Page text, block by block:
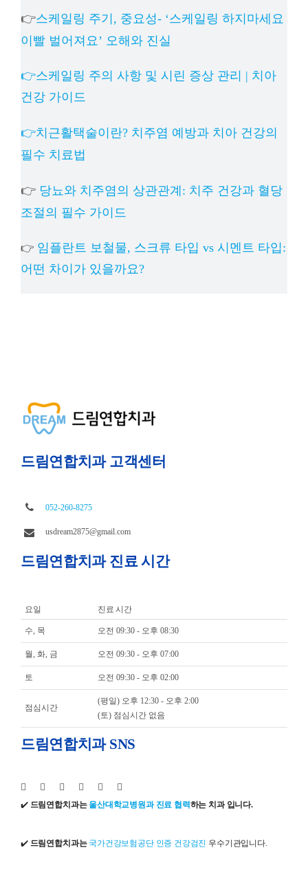
👉스케일링 주기, 중요성- ‘스케일링 하지마세요
이빨 벌어져요’ 오해와 진실
👉스케일링 주의 사항 및 시린 증상 관리 | 치아
건강 가이드
👉치근활택술이란? 치주염 예방과 치아 건강의
필수 치료법
👉 당뇨와 치주염의 상관관계: 치주 건강과 혈당
조절의 필수 가이드
👉 임플란트 보철물, 스크류 타입 vs 시멘트 타입:
어떤 차이가 있을까요?
드림연합치과 고객센터
052-260-8275
usdream2875@gmail.com
드림연합치과 진료 시간
요일 진료 시간
수, 목 오전 09:30 - 오후 08:30
월, 화, 금 오전 09:30 - 오후 07:00
토 오전 09:30 - 오후 02:00
점심시간
(평일) 오후 12:30 - 오후 2:00
(토) 점심시간 없음
드림연합치과 SNS
✔️ 드림연합치과는 울산대학교병원과 진료 협력하는 치과 입니다.
✔️ 드림연합치과는 국가건강보험공단 인증 건강검진 우수기관입니다.